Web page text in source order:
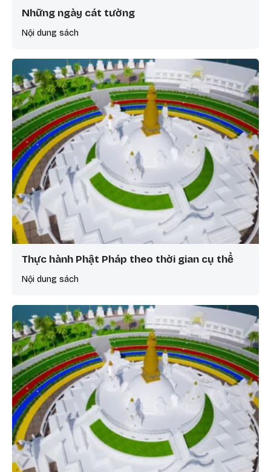
Những ngày cát tường
Nội dung sách
Thực hành Phật Pháp theo thời gian cụ thể
Nội dung sách